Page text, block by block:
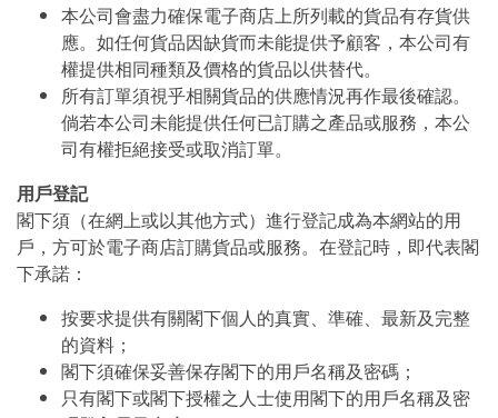
本公司會盡力確保電子商店上所列載的貨品有存貨供
應。如任何貨品因缺貨而未能提供予顧客，本公司有
權提供相同種類及價格的貨品以供替代。
所有訂單須視乎相關貨品的供應情況再作最後確認。
倘若本公司未能提供任何已訂購之產品或服務，本公
司有權拒絕接受或取消訂單。
用戶登記
閣下須（在網上或以其他方式）進行登記成為本網站的用
戶，方可於電子商店訂購貨品或服務。在登記時，即代表閣
下承諾：
按要求提供有關閣下個人的真實、準確、最新及完整
的資料；
閣下須確保妥善保存閣下的用戶名稱及密碼；
只有閣下或閣下授權之人士使用閣下的用戶名稱及密